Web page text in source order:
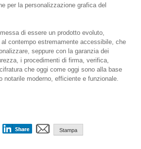
per la personalizzazione grafica del
di essere un prodotto evoluto,
contempo estremamente accessibile, che
seppure con la garanzia dei
i procedimenti di firma, verifica,
che oggi come oggi sono alla base
notarile moderno, efficiente e funzionale.
Stampa